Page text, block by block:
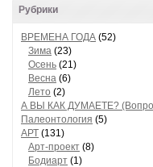
Рубрики
ВРЕМЕНА ГОДА (52)
Зима (23)
Осень (21)
Весна (6)
Лето (2)
А ВЫ КАК ДУМАЕТЕ?
Палеонтология (5)
АРТ (131)
Арт-проект (8)
Бодиарт (1)